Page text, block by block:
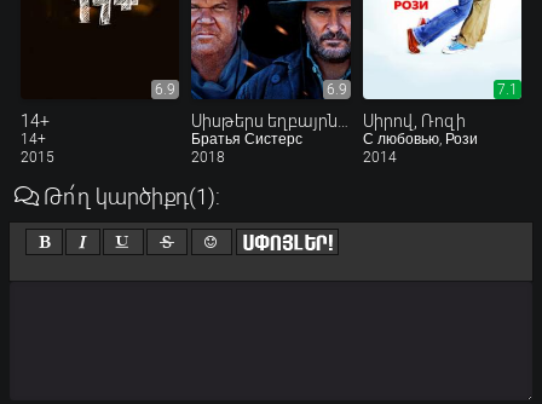
6.9
14+
14+
2015
6.9
Братья Систерс
2018
7.1
Սիրով, Ռոզի
С любовью, Рози
2014
Թո՛ղ կարծիքդ(1):